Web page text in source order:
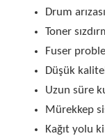
Drum arızası
Toner
Fuser
Düşük
Uzun süre
Mürekkep
Kağıt yolu